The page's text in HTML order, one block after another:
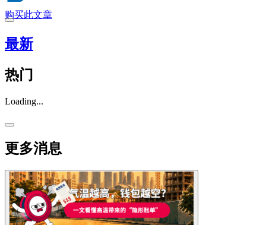
购买此文章
最新
热门
Loading...
更多消息